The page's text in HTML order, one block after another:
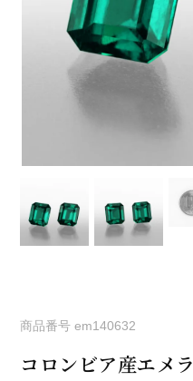
商品番号 em140632
コロンビア産エメ